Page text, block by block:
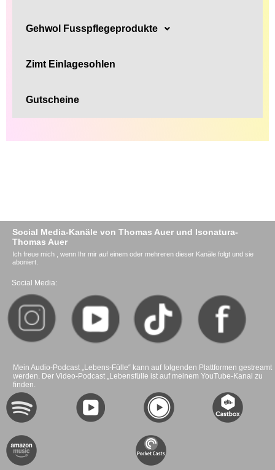
Gehwol Fusspflegeprodukte
Zimt Einlagesohlen
Gutscheine
Social Media-Kanäle von Thomas Auer und Isonatura-
Thomas Auer
Ich freue mich , wenn Ihr mir auf einem oder mehreren dieser Kanäle folgt und sie
aboniert.
Social Media:
Mein Audio-Podcast „Lebens-Fülle“ kann auf folgenden Plattformen gestreamt
werden. Der Video-Podcast „Lebensfülle ist auf meinem YouTube-Kanal zu
finden.